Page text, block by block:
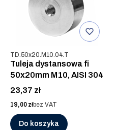
Kod produktu
TD.50x20.M10.04.T
Tuleja dystansowa fi
50x20mm M10, AISI 304
Cena
23,37 zł
Cena
19,00 złbez VAT
Do koszyka